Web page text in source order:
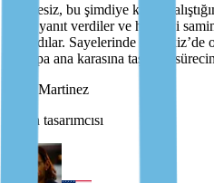
Şüphesiz, bu şimdiye kadar
Hızlı yanıt verdiler ve her şeyi
ele aldılar. Sayelerinde
Avrupa ana karasına taşınma
John Martinez
Oyun tasarımcısı